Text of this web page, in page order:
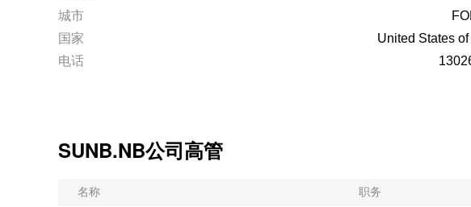
城市
国家
United States
电话
SUNB.NB公司高管
名称 职务